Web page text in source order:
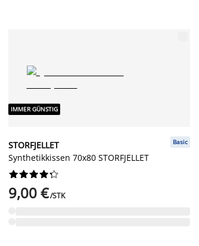
IMMER GÜNSTIG
STORFJELLET
Synthetikkissen 70x80 STORFJELLET
Basic






9,00 €/STK